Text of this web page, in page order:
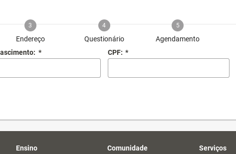
3
Endereço
4
Questionário
5
Agendamento
* CPF: *
Ensino Comunidade Serviços